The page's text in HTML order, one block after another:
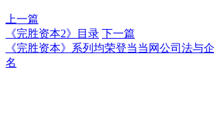
上一篇
《完胜资本2》目录 下一篇
《完胜资本》系列均荣登当当网公司法与
名